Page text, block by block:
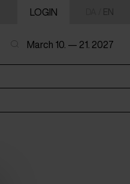
LOGIN EN
March 10. — 21. 2027